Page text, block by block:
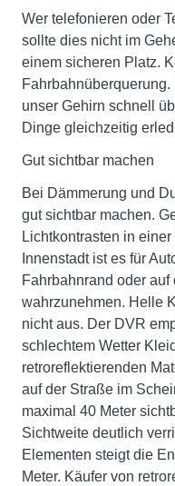
Wer telefonieren oder
sollte dies nicht im
einem sicheren Platz.
unser Gehirn schnell
Dinge gleichzeitig
Gut sichtbar machen
Bei Dämmerung und
gut sichtbar machen.
Lichtkontrasten in
Innenstadt ist es für
Fahrbahnrand oder
wahrzunehmen. Helle
nicht aus. Der DVR
schlechtem Wetter
retroreflektierenden
auf der Straße im
maximal 40 Meter
Sichtweite deutlich
Elementen steigt die
Meter. Käufer von